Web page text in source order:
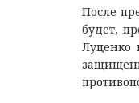
После
будет,
Луценко